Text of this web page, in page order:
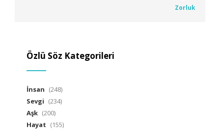
Zorluk
Özlü Söz Kategorileri
İnsan (248)
Sevgi (234)
Aşk (200)
Hayat (155)